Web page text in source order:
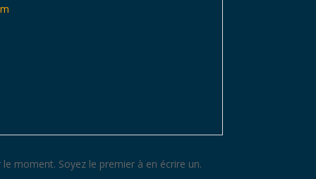
moment. Soyez le premier à en écrire un.